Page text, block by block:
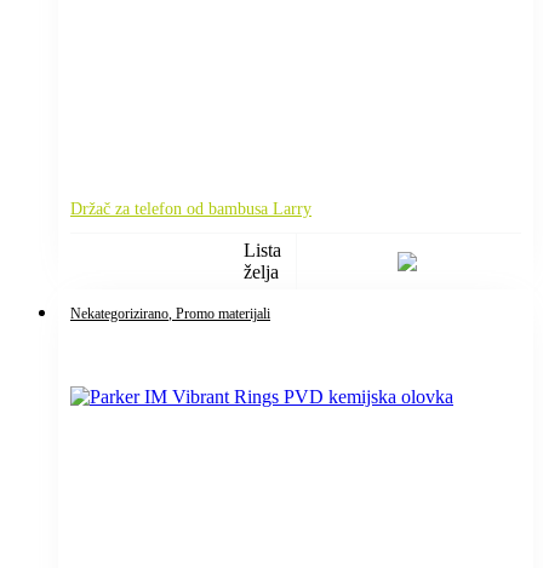
Držač za telefon od bambusa Larry
Lista
želja
Nekategorizirano , Promo materijali